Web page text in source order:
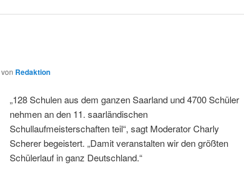
von Redaktion
„128 Schulen aus dem ganzen Saarland und 4700 Schüler
nehmen an den 11. saarländischen
Schullaufmeisterschaften teil“, sagt Moderator Charly
Scherer begeistert. „Damit veranstalten wir den größten
Schülerlauf in ganz Deutschland.“